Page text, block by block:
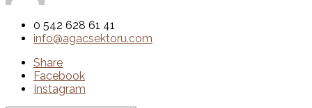
0 542 628 61 41
info@agacsektoru.com
Share
Facebook
Instagram